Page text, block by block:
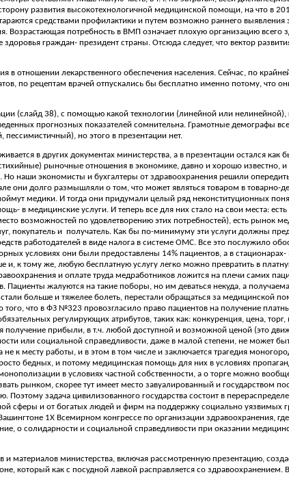
развития высокотехнологичной медицинской помощи, на что в
средствами профилактики и путем возможно раннего
Возрастающая потребность в ВМП означает плохую организацию всего
здоровья граждан- президент страны. Отсюда следует, что вектор
отношении лекарственного обеспечения населения. Сейчас, по
по рецептам врачей отпускались бы бесплатно именно потому, что
(слайд 38), с помощью какой технологии (линейной или нелинейной),
прогнозных показателей сомнительна. Грамотные демографы
но этого в презентации нет.
в других документах министерства, а в презентации остался
рыночные отношения в экономике, давно и хорошо известно,
Но наши экономисты и бухгалтеры от здравоохранения решили
они долго размышляли о том, что может являться товаром в
медики. И тогда они придумали целый ряд неконституционных
в медицинские услуги. И теперь все для них стало на свои места:
возможностей по удовлетворению этих потребностей), есть рынок
покупатель и получатель. Как бы по-минимуму эти услуги должны
работодателей в виде налога в системе ОМС. Все это послужило
условиях они были предоставлены 14% пациентов, а в стационарах-
к тому же, любую бесплатную услугу легко можно превратить в
и оплате труда медработников ложится на плечи самих
Пациенты жалуются на такие поборы, но им деваться некуда, а
больше и тяжелее болеть, перестали обращаться за медицинской
что в ФЗ №323 провозгласило право пациентов на получение
регулирующих атрибутов, таких как: конкуренция, цена,
получение прибыли, в т.ч. любой доступной и возможной ценой (это
или социальной справедливости, даже в малой степени, не может
к месту работы, и в этом в том числе и заключается трагедия
бедных, и потому медицинская помощь для них в условиях
в условиях частной собственности, а о торге можно
рынком, скорее тут имеет место завуалированный и государством
Поэтому задача цивилизованного государства состоит в
сферы и от богатых людей и фирм на поддержку социально уязвимых
1Х Всемирном конгрессе по организации здравоохранения,
о солидарности и социальной справедливости при оказании
материалов министерства, включая рассмотренную презентацию,
который как с посудной лавкой расправляется со здравоохранением.